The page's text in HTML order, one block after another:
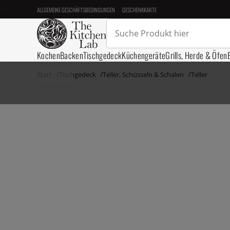
ALLGEMEINE GESCHÄFTSBEDINGUNGEN GESCHENKKARTE
KochenBackenTischgedeckKüchengeräteGrills, Herde & Öfen
Start Tischgedeck Teller, Schüsseln & Schalen Teller